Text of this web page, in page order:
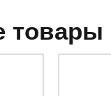
товары